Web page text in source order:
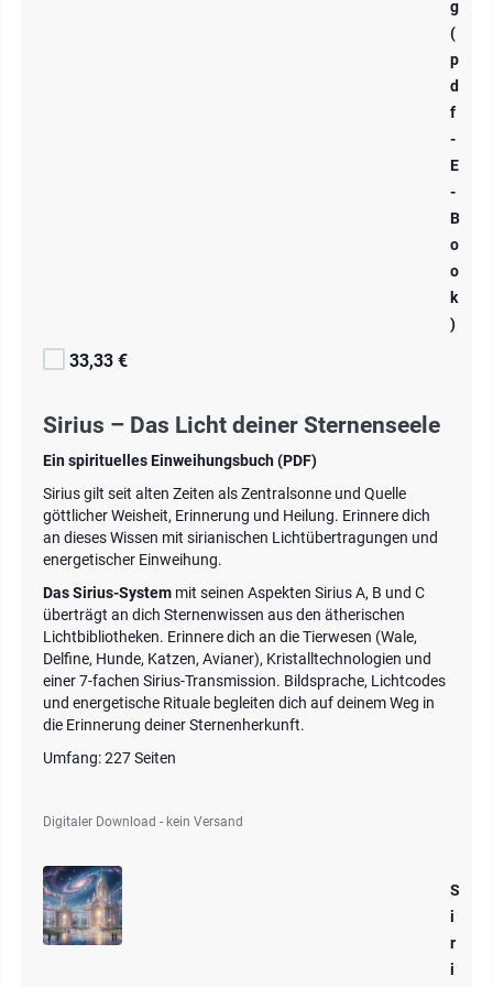
g
(
p
d
f
-
E
-
B
o
o
k
)
33,33 €
Sirius – Das Licht deiner Sternenseele
Ein spirituelles Einweihungsbuch (PDF)
Sirius gilt seit alten Zeiten als Zentralsonne und Quelle
göttlicher Weisheit, Erinnerung und Heilung. Erinnere dich
an dieses Wissen mit sirianischen Lichtübertragungen und
energetischer Einweihung.
Das Sirius-System mit seinen Aspekten Sirius A, B und C
überträgt an dich Sternenwissen aus den ätherischen
Lichtbibliotheken. Erinnere dich an die Tierwesen (Wale,
Delfine, Hunde, Katzen, Avianer), Kristalltechnologien und
einer 7-fachen Sirius-Transmission. Bildsprache, Lichtcodes
und energetische Rituale begleiten dich auf deinem Weg in
die Erinnerung deiner Sternenherkunft.
Umfang: 227 Seiten
Digitaler Download - kein Versand
S
i
r
i